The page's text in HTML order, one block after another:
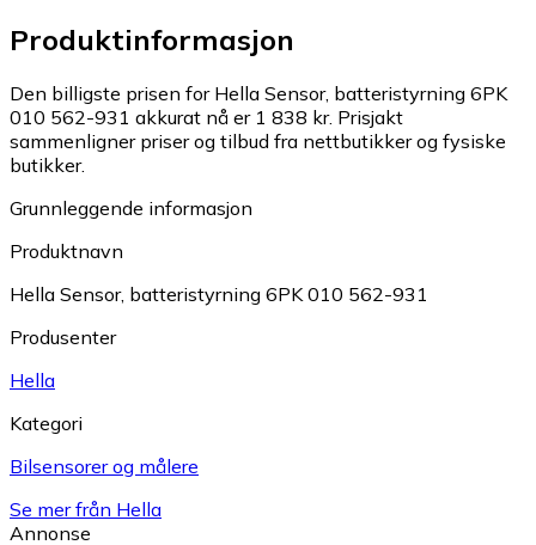
Produktinformasjon
Den billigste prisen for Hella Sensor, batteristyrning 6PK
010 562-931 akkurat nå er 1 838 kr. Prisjakt
sammenligner priser og tilbud fra nettbutikker og fysiske
butikker.
Grunnleggende informasjon
Produktnavn
Hella Sensor, batteristyrning 6PK 010 562-931
Produsenter
Hella
Kategori
Bilsensorer og målere
Se mer från Hella
Annonse